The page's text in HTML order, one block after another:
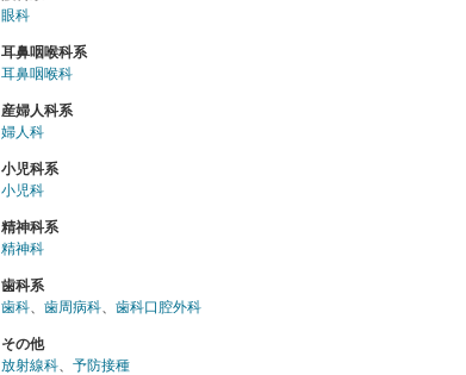
眼科
耳鼻咽喉科系
耳鼻咽喉科
産婦人科系
婦人科
小児科系
小児科
精神科系
精神科
歯科系
歯科、 歯周病科、 歯科口腔外科
その他
放射線科、 予防接種